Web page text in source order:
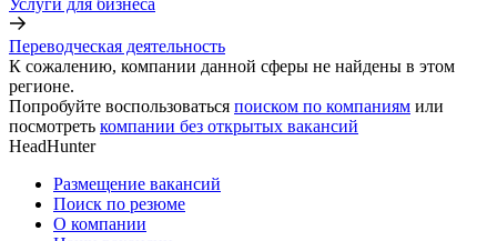
Переводческая деятельность
К сожалению, компании данной сферы не найдены в этом
регионе.
Попробуйте воспользоваться поиском по компаниям или
посмотреть компании без открытых вакансий
HeadHunter
Размещение вакансий
Поиск по резюме
О компании